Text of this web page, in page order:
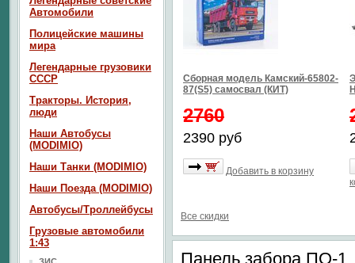
Сборная модель Камский-65802-
87(S5) самосвал (КИТ)
2760
2390 руб
Добавить в корзину
Все скидки
Панель забора ПО-1
Автомобили
Полицейские машины
мира
Легендарные грузовики
СССР
Тракторы. История,
люди
Наши Автобусы
(MODIMIO)
Наши Танки (MODIMIO)
Наши Поезда (MODIMIO)
Автобусы/Троллейбусы
Грузовые автомобили
1:43